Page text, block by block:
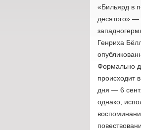
«Бильярд в
десятого»
Генриха
Формально
происходит
дня — 6
однако,